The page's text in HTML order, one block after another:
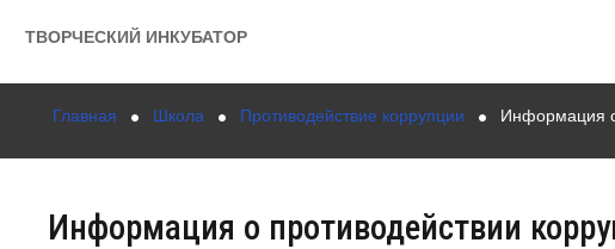
Образование
Курсы повышения квалификации
ТВОРЧЕСКИЙ ИНКУБАТОР
Главная Школа Противодействие коррупции Информация
Информация о противодействии